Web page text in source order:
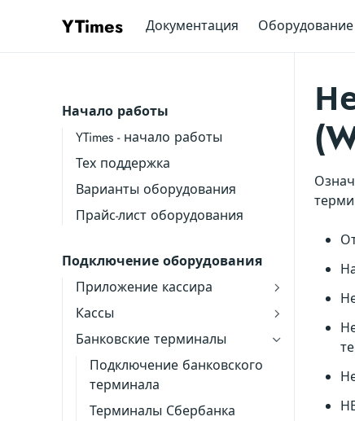
YTimes Документация Оборудование
Начало работы
YTimes - начало работы
Тех поддержка
Варианты оборудования
Прайс-лист оборудования
Подключение оборудования
Приложение кассира
Кассы
Банковские терминалы
Подключение банковского
терминала
Терминалы Сбербанка